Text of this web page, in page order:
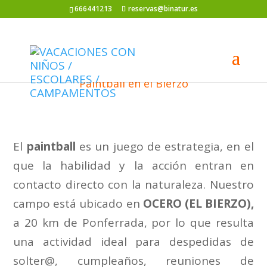
666441213 reservas@binatur.es
Paintball en el Bierzo
El paintball es un juego de estrategia, en el
que la habilidad y la acción entran en
contacto directo con la naturaleza. Nuestro
campo está ubicado en OCERO (EL BIERZO),
a 20 km de Ponferrada, por lo que resulta
una actividad ideal para despedidas de
solter@, cumpleaños, reuniones de